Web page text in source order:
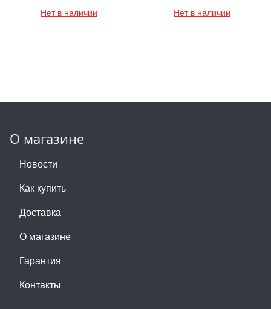
Нет в наличии Нет в наличии
О магазине
Новости
Как купить
Доставка
О магазине
Гарантия
Контакты